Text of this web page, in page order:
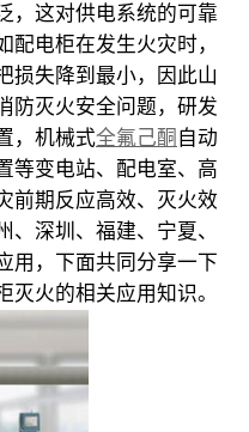
，这对供电系统的可靠
电柜在发生火灾时，
损失降到最小，因此山
防灭火安全问题，研发
，机械式全氟己酮 自动
等变电站、配电室、高
前期反应高效、灭火效
深圳、福建、宁夏、
用，下面共同分享一下
火的相关应用知识。